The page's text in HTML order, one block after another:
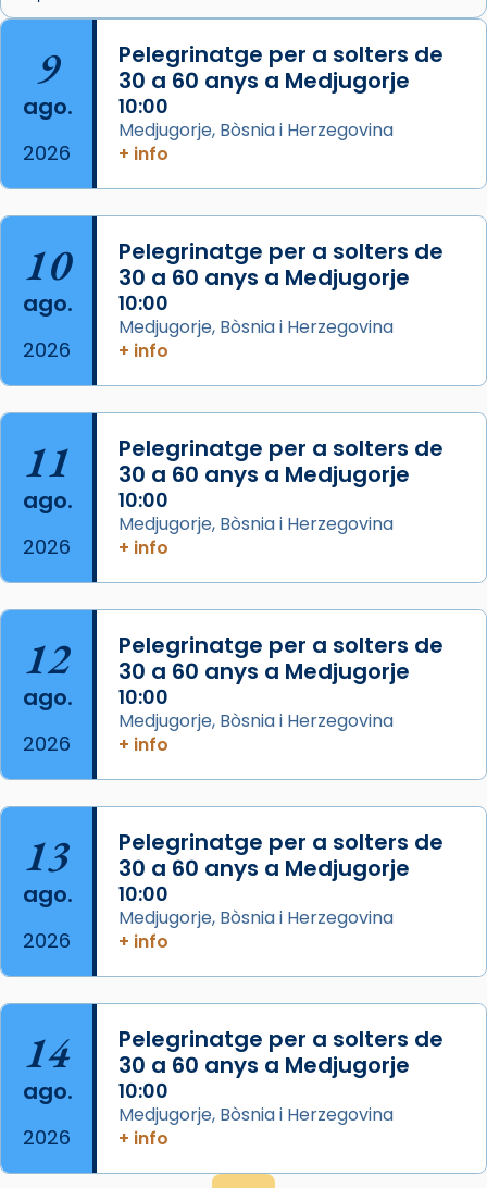
Memòria de les santes Juliana i
Semproniana, verges i màrtirs.
Acompanyant la història de sant Cugat, a
partir de l’Edat Mitjana sorgeix la tradició
que les santes Juliana (“relatiu a Júlia”) i
Semproniana (“relatiu a Semprònia =
eterna”) són deixebles seves. I l’any 1667, el
frare Joan Gaspar Roig, afirma en una obra
que les santes són filles de l’antiga Iluro.
Mataró en reivindicarà les relíq
...Ver más
2 weeks ago
Jaume, fill de Zebedeu, és juntament amb el
seu germà Joan i Pere un dels que
acompanyava més de prop Jesús.
Segons el llibre dels Fets (12,2) fou el primer
apòstol màrtir, decapitat a Jerusalem per
Herodes Agripa (vers l'any 44).
Patró de Galícia, després de les invasions
musulmanes fou venerat com a patró dels
Regnes castellans i més tard de tota
Espanya.
Foto
View on Facebook ·
9
ago.
2026
Pelegrinatge per a solters de
30 a 60 anys a Medjugorje
10:00
Medjugorje, Bòsnia i Herzegovina
+ info
10
ago.
2026
Pelegrinatge per a solters de
30 a 60 anys a Medjugorje
10:00
Medjugorje, Bòsnia i Herzegovina
+ info
11
ago.
2026
Pelegrinatge per a solters de
30 a 60 anys a Medjugorje
10:00
Medjugorje, Bòsnia i Herzegovina
+ info
12
ago.
2026
Pelegrinatge per a solters de
30 a 60 anys a Medjugorje
10:00
Medjugorje, Bòsnia i Herzegovina
+ info
13
ago.
2026
Pelegrinatge per a solters de
30 a 60 anys a Medjugorje
10:00
Medjugorje, Bòsnia i Herzegovina
+ info
14
ago.
2026
Pelegrinatge per a solters de
30 a 60 anys a Medjugorje
10:00
Medjugorje, Bòsnia i Herzegovina
+ info